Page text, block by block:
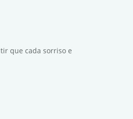
que cada sorriso e